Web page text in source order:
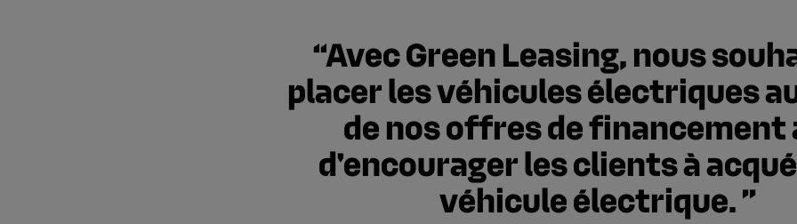
Avec Green Leasing, nous
placer les véhicules électriques
de nos offres de financement
d'encourager les clients à
véhicule électrique.